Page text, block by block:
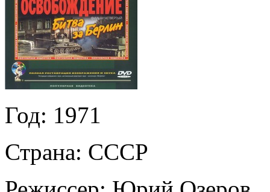
Год: 1971
Страна: СССР